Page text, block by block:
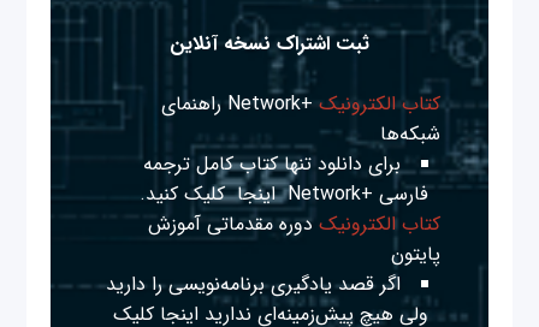
ثبت اشتراک نسخه آنلاین
کتاب الکترونیک
+Network راهنمای
شبکه‌ها
برای دانلود تنها کتاب کامل ترجمه
فارسی +Network
اینجا کلیک کنید.
کتاب الکترونیک دوره مقدماتی آموزش
پایتون
اگر قصد یادگیری برنامه‌نویسی را دارید
ولی هیچ پیش‌زمینه‌ای نداریداینجا کلیک